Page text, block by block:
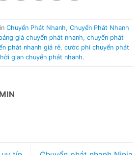
Chuyển Phát Nhanh Chuyển Phát Nhanh
giá chuyển phát nhanh chuyển phát
phát nhanh giá rẻ cước phí chuyển phát
gian chuyển phát nhanh.